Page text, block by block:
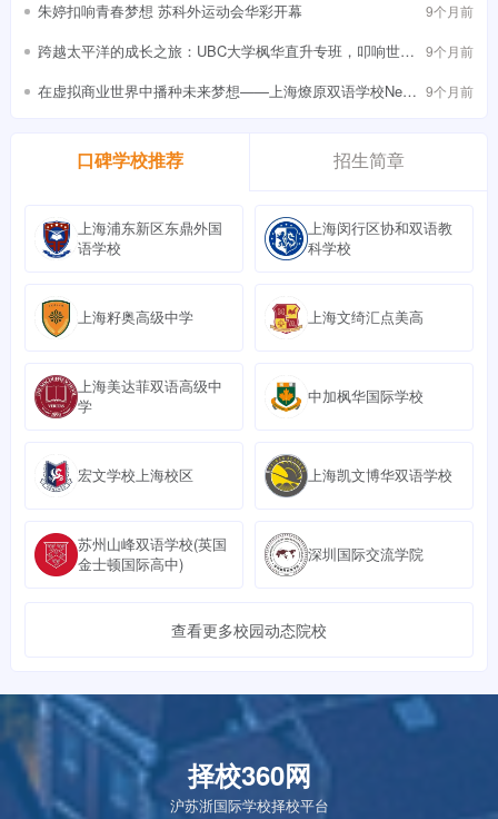
朱婷扣响青春梦想 苏科外运动会华彩开幕 9个月前
跨越太平洋的成长之旅：UBC大学枫华直升专班，叩响世界
9个月前
在虚拟商业世界中播种未来梦想——上海燎原双语学校NewBi 9个月前
口碑学校推荐 招生简章
上海浦东新区东鼎外国
语学校
上海闵行区协和双语教
科学校
上海籽奥高级中学 上海文绮汇点美高
上海美达菲双语高级中
学
中加枫华国际学校
宏文学校上海校区 上海凯文博华双语学校
苏州山峰双语学校(英国
金士顿国际高中)
深圳国际交流学院
查看更多校园动态院校
择校360网
沪苏浙国际学校择校平台